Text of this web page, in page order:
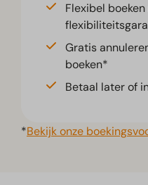
Flexibel
Gratis
boeken*
Betaal later of
*Bekijk onze